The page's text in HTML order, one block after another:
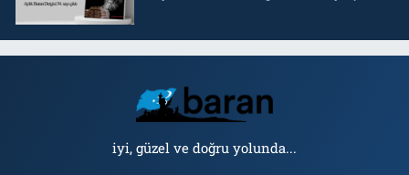
iyi, güzel ve doğru yolunda...